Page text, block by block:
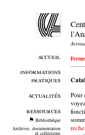
accueil
informations
pratiques
actualités
ressources
Bibliothèque
Archives, documentation
et collections
Pour